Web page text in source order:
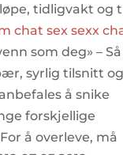
tidligvakt og
chat sex sexx
som deg» – Så
syrlig tilsnitt og
å snike
forskjellige
å overleve, må